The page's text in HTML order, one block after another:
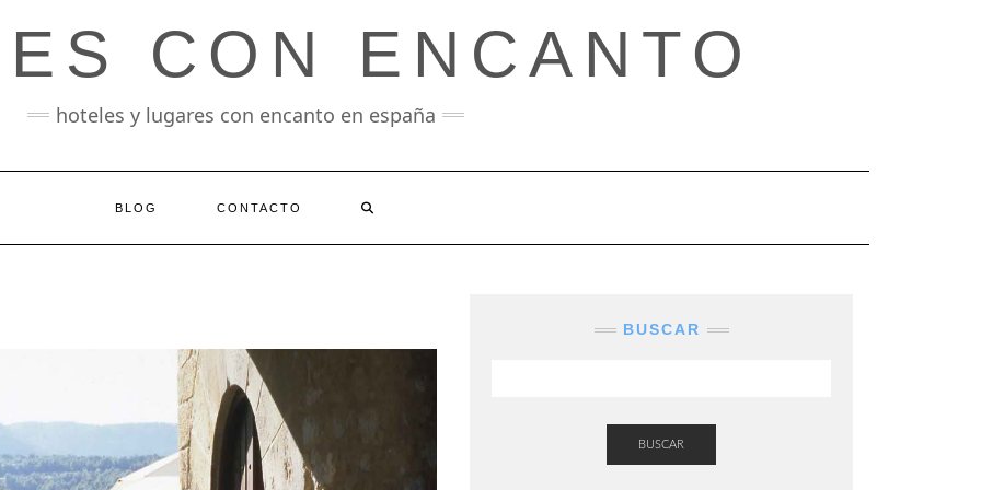
CON ENCANTO
hoteles y lugares con encanto en españa
BLOG CONTACTO
BUSCAR
BUSCAR